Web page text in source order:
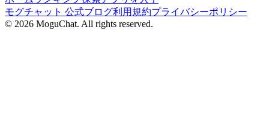
モグチャット 公式ブログ利用規約プライバシーポリシー
© 2026 MoguChat. All rights reserved.